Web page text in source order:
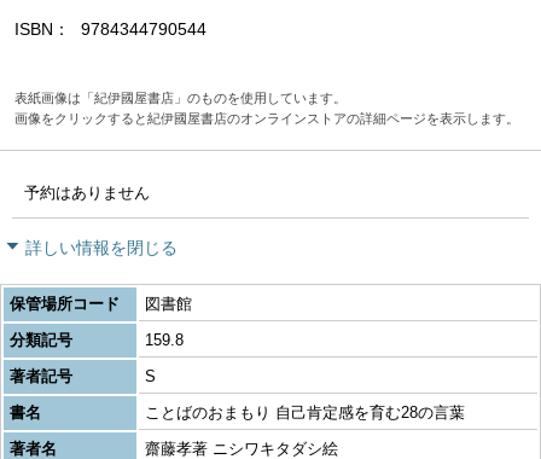
ISBN 9784344790544
表紙画像は「紀伊國屋書店」のものを使用しています。
画像をクリックすると紀伊國屋書店のオンラインストアの詳細ページを表示します。
予約はありません
詳しい情報を閉じる
保管場所コード
図書館
分類記号
159.8
著者記号
S
書名
ことばのおまもり 自己肯定感を育む28の言葉
著者名
齋藤孝著 ニシワキタダシ絵